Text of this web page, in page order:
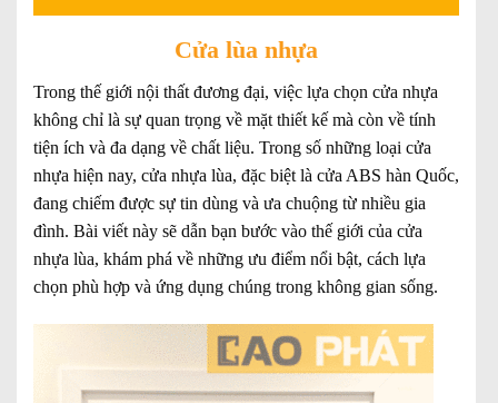
Cửa lùa nhựa
Trong thế giới nội thất đương đại, việc lựa chọn cửa nhựa
không chỉ là sự quan trọng về mặt thiết kế mà còn về tính
tiện ích và đa dạng về chất liệu. Trong số những loại cửa
nhựa hiện nay, cửa nhựa lùa, đặc biệt là cửa ABS hàn Quốc,
đang chiếm được sự tin dùng và ưa chuộng từ nhiều gia
đình. Bài viết này sẽ dẫn bạn bước vào thế giới của cửa
nhựa lùa, khám phá về những ưu điểm nổi bật, cách lựa
chọn phù hợp và ứng dụng chúng trong không gian sống.